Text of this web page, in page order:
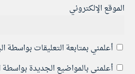
الموقع الإلكتروني
أعلمني بمتابعة التعليقات بواسطة
أعلمني بالمواضيع الجديدة بواسطة